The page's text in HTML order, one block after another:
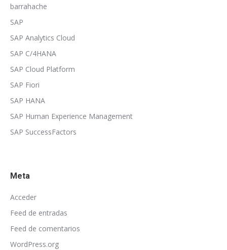
barrahache
SAP
SAP Analytics Cloud
SAP C/4HANA
SAP Cloud Platform
SAP Fiori
SAP HANA
SAP Human Experience Management
SAP SuccessFactors
Meta
Acceder
Feed de entradas
Feed de comentarios
WordPress.org